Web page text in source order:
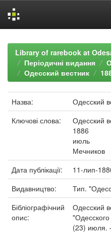
navigationLibrary of rarebook at
Періодичні видання
Одесский вестник
Назва:
Одесский
Ключові слова:
Одесский
1886
июль
Мечников
Дата публікації:
11-лип-
Видавництво:
Тип.
Бібліографічний
опис:
Одесский
(23) июля.